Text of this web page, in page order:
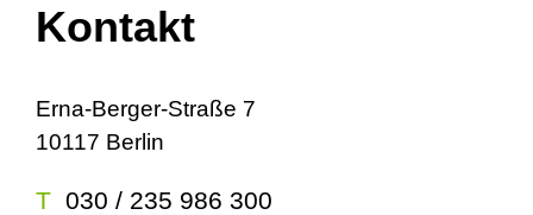
Kontakt
Erna-Berger-Straße 7
10117 Berlin
T 030 / 235 986 300